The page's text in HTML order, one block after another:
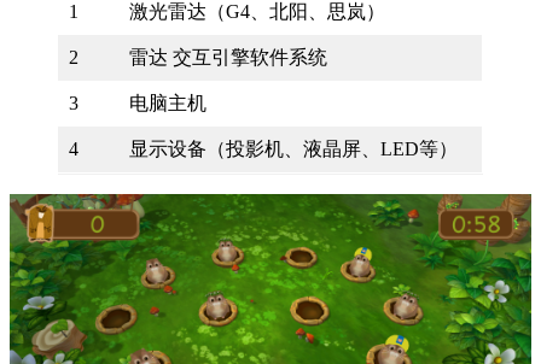
1 激光雷达（G4、北阳、思岚）
2 雷达 交互引擎软件系统
3 电脑主机
4 显示设备（投影机、液晶屏、LED等）